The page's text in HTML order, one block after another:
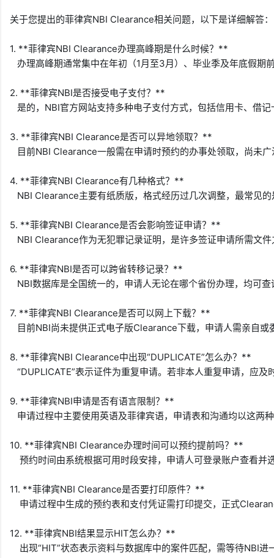
关于您提出的菲律宾NBI Clearance相关问题，以下是详细解答：
1. **菲律宾NBI Clearance办理高峰期是什么时候？**
办理高峰期通常集中在年初（1月至3月）、毕业季及年底假
2. **菲律宾NBI是否接受电子支付？**
是的，NBI官方网站支持多种电子支付方式，包括信用卡、借
3. **菲律宾NBI Clearance是否可以异地领取？**
目前NBI Clearance一般需在申请时预约的办事处领取，尚未
4. **菲律宾NBI Clearance有几种格式？**
NBI Clearance主要有纸质版，格式经历过几次调整，最常
5. **菲律宾NBI Clearance是否会影响签证申请？**
NBI Clearance作为无犯罪记录证明，是许多签证申请所需
6. **菲律宾NBI是否可以跨省转移记录？**
NBI数据库是全国统一的，申请人无论在哪个省份办理，均可
7. **菲律宾NBI Clearance是否可以网上下载？**
目前NBI尚未提供正式电子版Clearance下载，申请人需亲自或
8. **菲律宾NBI Clearance中出现“DUPLICATE”怎么办？**
“DUPLICATE”表示证件为重复申请。若非本人重复申请，应
9. **菲律宾NBI申请是否有语言限制？**
申请过程中主要使用英语及菲律宾语，申请表和沟通均以这两
10. **菲律宾NBI Clearance办理时间可以预约提前吗？**
预约时间由系统根据可用时段安排，申请人可登录账户查看
11. **菲律宾NBI Clearance是否要打印原件？**
申请过程中生成的预约表和支付凭证需打印提交，正式
12. **菲律宾NBI结果显示HIT怎么办？**
出现“HIT”状态表示资料与数据库中的案件匹配，需等待NBI